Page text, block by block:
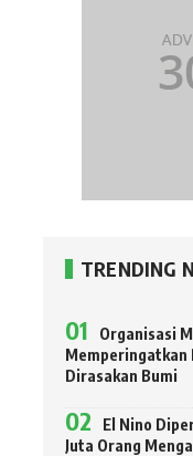
TRENDING
Organisasi
Memperingatkan
Dirasakan Bumi
El Nino
Juta Orang